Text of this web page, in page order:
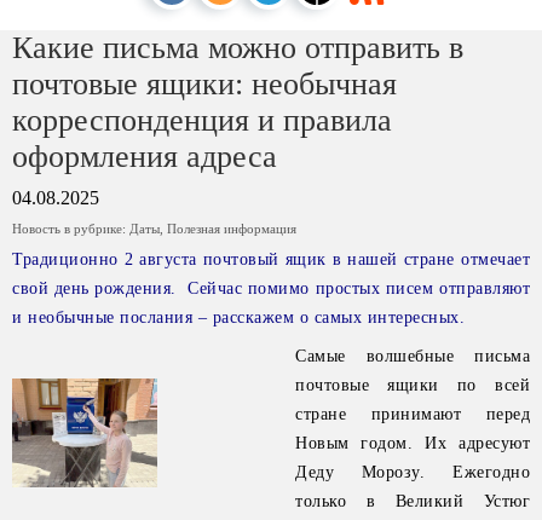
Какие письма можно отправить в
почтовые ящики: необычная
корреспонденция и правила
оформления адреса
04.08.2025
Новость в рубрике: Даты Полезная информация
Традиционно 2 августа почтовый ящик в нашей стране отмечает
свой день рождения. Сейчас помимо простых писем отправляют
и необычные послания – расскажем о самых интересных.
Самые волшебные письма
почтовые ящики по всей
стране принимают перед
Новым годом. Их адресуют
Деду Морозу. Ежегодно
только в Великий Устюг